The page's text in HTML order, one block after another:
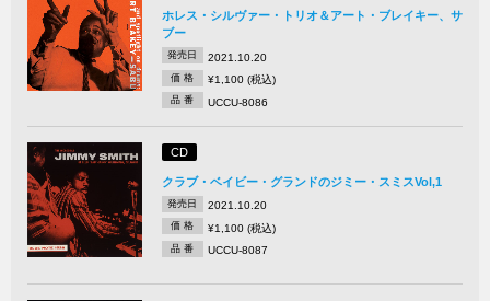
ホレス・シルヴァー・トリオ＆アート・ブレイキー、サ
ブー
発売日 2021.10.20
価 格 ¥1,100 (税込)
品 番 UCCU-8086
CD
クラブ・ベイビー・グランドのジミー・スミスVol,1
発売日 2021.10.20
価 格 ¥1,100 (税込)
品 番 UCCU-8087